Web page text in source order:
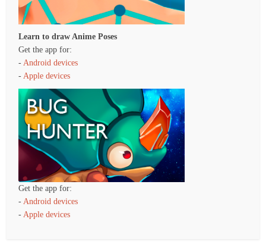
Learn to draw Anime Poses
Get the app for:
- Android devices
- Apple devices
Get the app for:
-Android devices
-Apple devices